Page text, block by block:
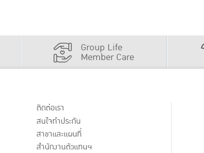
Group Life
Member Care
ติดต่อเรา
สนใจทำประกัน
สาขาและแผนที่
สำนักงานตัวแทนฯ